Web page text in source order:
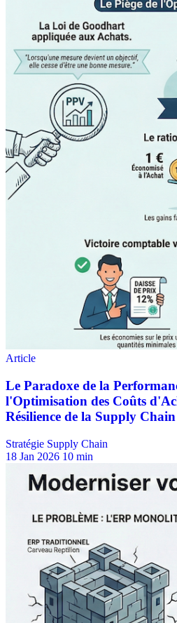
Stratégie Supply Chain
18 Jan 2026 10 min